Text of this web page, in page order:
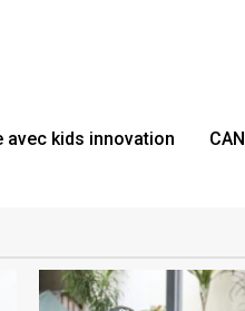
avec kids innovation